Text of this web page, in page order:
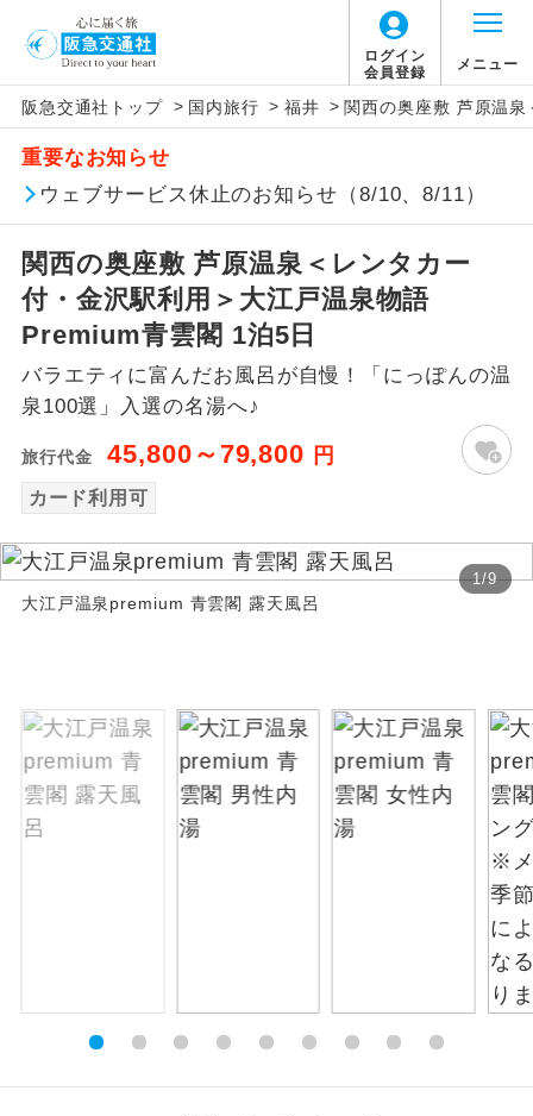
ログイン
会員登録
メニュー
阪急交通社トップ > 国内旅行 > 福井 > 関西の奥座敷 芦原温
重要なお知らせ
ウェブサービス休止のお知らせ（8/10、8/11）
関西の奥座敷 芦原温泉＜レンタカー
付・金沢駅利用＞大江戸温泉物語
Premium青雲閣 1泊5日
バラエティに富んだお風呂が自慢！「にっぽんの温
泉100選」入選の名湯へ♪
旅行代金 45,800～79,800 円
カード利用可
1/9
大江戸温泉premium 青雲閣 露天風呂
アイコン 説明
添乗員同行
往路出発空港（駅）から復路到着空港
（駅）まで同行します。
現地添乗員同
行
現地到着空港（駅）から最終日出発空港
（駅）まで添乗員が同行します。
バスガイド乗
務
バスガイドが乗務し、車内での観光案内
があります。
世界遺産
絶景 絶景スポットに立ち寄るコースです。
露天風呂
す。
大浴場 ご宿泊ホテルに大浴場が付いています。
をじっくり聞くことができます。